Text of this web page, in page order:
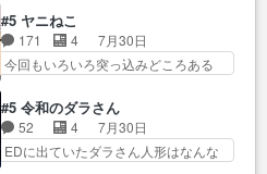
っていいなあ。同… コミティア
参加のしおりを徹夜で作る先生
(… お母さん、娘にあんな漫画描
かれたら泣いち…
が… 弧次郎「欲を我慢して強く
なれるなら大飯食… 変化球な演
出も交えながらの状況説明が本
した！最終的に… この高らかな
DT宣言、合田一人に通じるも…
この作品は近年稀に見るおっさんキ
ャラの充…
に飲み込まれた転生者と… みん
なががんばってくれたアリスの父ち
ゃん… 成長限界が999である村人
と定めた上位存… 大規模バトル
り… やっぱり勇者より強かった
か笑統率力LV9… 普通の人間の親
子やーん総務課長と娘の女子…
#5 ヤニねこ
171 4
7月30日
今回もいろいろ突っ込みどころある
の話が尋常じゃない雰囲… 妹子
ちゃんの恋愛話をしたり、タバコを
生産… ここうっすら思ったこと
ズバリ言ってくれて… おかし
#5 令和のダラさん
52 4
7月30日
EDに出ていたダラさん人形はなんな